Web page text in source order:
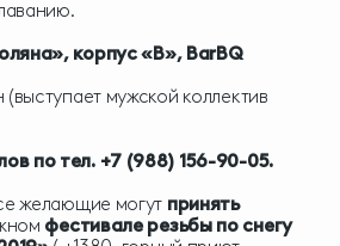
корпус «В», BarBQ
мужской коллектив
по тел. +7 (988) 156-90-05.
желающие могут принять
фестивале резьбы по снегу